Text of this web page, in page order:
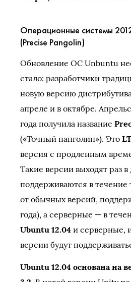
Операционные системы
(Precise Pangolin)
Обновление ОС Unbuntu
стало: разработчики
новую версию
апреле и в октябре.
года получила название
(«Точный панголин»). Это
версия с продленным
Такие версии выходят раз в
поддерживаются в течение
от обычных версий,
года), а серверные — в
Ubuntu 12.04 и серверные,
версии будут
Ubuntu 12.04 основана на